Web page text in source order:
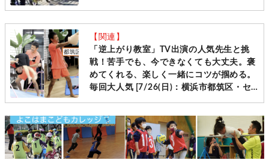
【関連】
「逆上がり教室」TV出演の人気先生と挑
戦！苦手でも、今できなくても大丈夫。褒
めてくれる、楽しく一緒にコツが掴める。
毎回大人気 [7/26(日)：横浜市都筑区・セ